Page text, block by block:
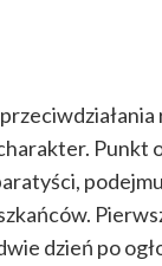
Punkt
dzień po